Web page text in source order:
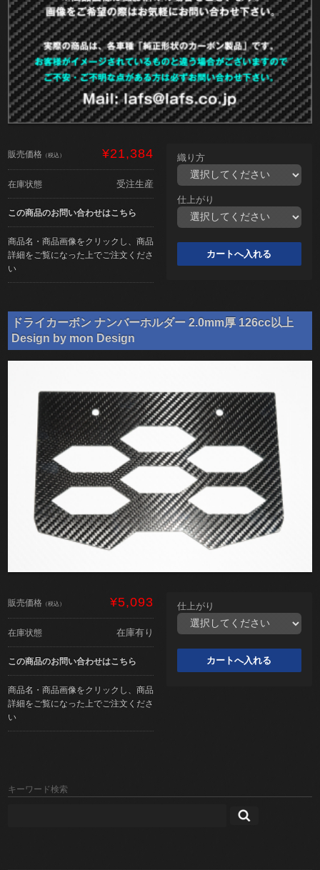
販売価格 （税込） ¥21,384
在庫状態 受注生産
この商品のお問い合わせはこちら
商品名・商品画像をクリックし、商品
詳細をご覧になった上でご注文くださ
い
織り方
仕上がり
ドライカーボン ナンバーホルダー 2.0mm厚 126cc以上
Design by mon Design
販売価格 （税込） ¥5,093
在庫状態 在庫有り
この商品のお問い合わせはこちら
商品名・商品画像をクリックし、商品
詳細をご覧になった上でご注文くださ
い
仕上がり
キーワード検索